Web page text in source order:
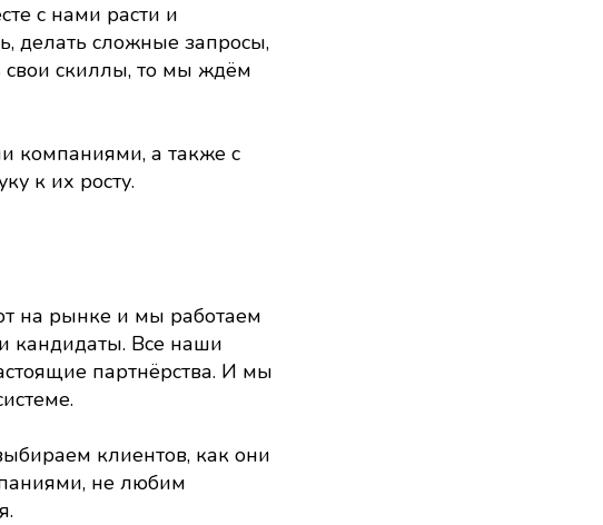
с нами расти и
делать сложные запросы,
скиллы, то мы ждём
компаниями, а также с
к их росту.
на рынке и мы работаем
кандидаты. Все наши
партнёрства. И мы
клиентов, как они
не любим